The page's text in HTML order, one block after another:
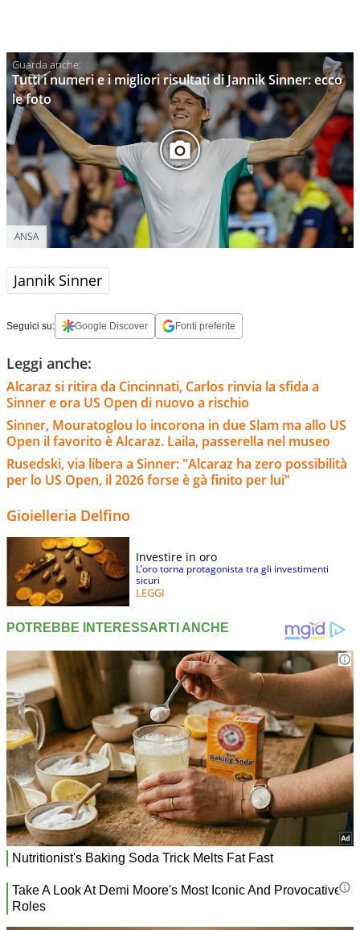
Tutti i numeri e i migliori risultati di Jannik Sinner: ecco
le foto
ANSA
Jannik Sinner
Seguici su: Google Discover Fonti preferite
Leggi anche:
Alcaraz si ritira da Cincinnati, Carlos rinvia la sfida a
Sinner e ora US Open di nuovo a rischio
Sinner, Mouratoglou lo incorona in due Slam ma allo US
Open il favorito è Alcaraz. Laila, passerella nel museo
Rusedski, via libera a Sinner: "Alcaraz ha zero possibilità
per lo US Open, il 2026 forse è gà finito per lui"
Gioielleria Delfino
Investire in oro
L’oro torna protagonista tra gli investimenti
sicuri
LEGGI